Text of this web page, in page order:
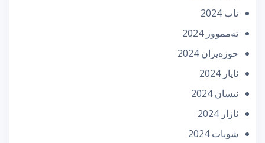
ئاب 2024
تەممووز 2024
حوزه‌یران 2024
ئایار 2024
نیسان 2024
ئازار 2024
شوبات 2024